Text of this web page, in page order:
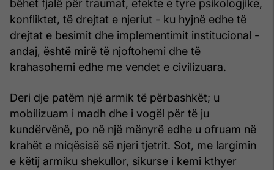
bëhet fjalë për traumat, efekte e tyre psikologjike,
konfliktet, të drejtat e njeriut - ku hyjnë edhe të
drejtat e besimit dhe implementimit institucional -
andaj, është mirë të njoftohemi dhe të
krahasohemi edhe me vendet e civilizuara.
Deri dje patëm një armik të përbashkët; u
mobilizuam i madh dhe i vogël për të ju
kundërvënë, po në një mënyrë edhe u ofruam në
krahët e miqësisë së njeri tjetrit. Sot, me largimin
e këtij armiku shekullor, sikurse i kemi kthyer